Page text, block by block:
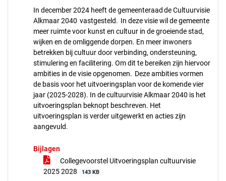
In december 2024 heeft de gemeenteraad de Cultuurvisie
Alkmaar 2040 vastgesteld. In deze visie wil de gemeente
meer ruimte voor kunst en cultuur in de groeiende stad,
wijken en de omliggende dorpen. En meer inwoners
betrekken bij cultuur door verbinding, ondersteuning,
stimulering en facilitering. Om dit te bereiken zijn hiervoor
ambities in de visie opgenomen. Deze ambities vormen
de basis voor het uitvoeringsplan voor de komende vier
jaar (2025-2028). In de cultuurvisie Alkmaar 2040 is het
uitvoeringsplan beknopt beschreven. Het
uitvoeringsplan is verder uitgewerkt en acties zijn
aangevuld.
Bijlagen
Collegevoorstel Uitvoeringsplan cultuurvisie
2025 2028
143 KB